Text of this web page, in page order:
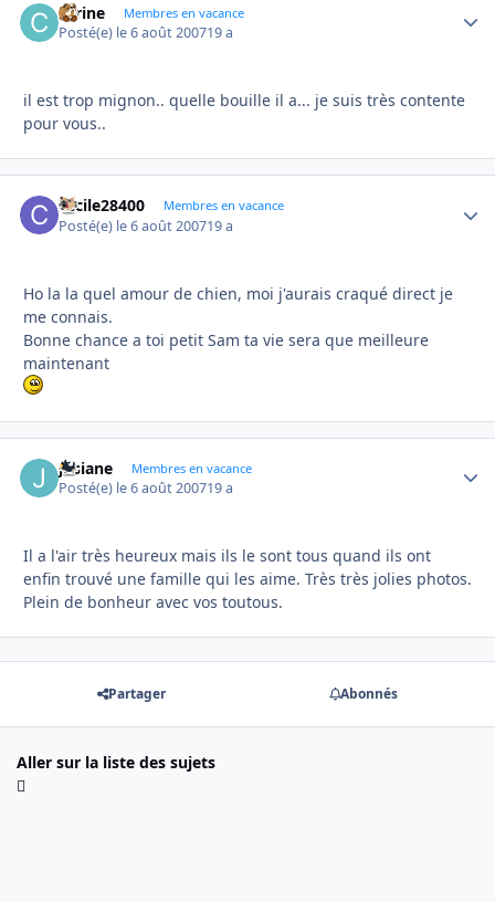
carine Membres en vacance
Posté(e) le 6 août 200719 a
il est trop mignon.. quelle bouille il a... je suis très contente
pour vous..
cecile28400 Membres en vacance
Posté(e) le 6 août 200719 a
Ho la la quel amour de chien, moi j'aurais craqué direct je
me connais.
Bonne chance a toi petit Sam ta vie sera que meilleure
maintenant
josiane Membres en vacance
Posté(e) le 6 août 200719 a
Il a l'air très heureux mais ils le sont tous quand ils ont
enfin trouvé une famille qui les aime. Très très jolies photos.
Plein de bonheur avec vos toutous.
Partager Abonnés
Aller sur la liste des sujets